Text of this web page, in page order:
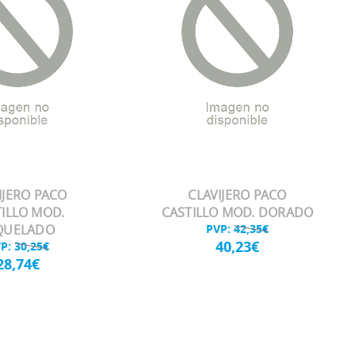
PACO
MOD.
30,25€
CLAVIJERO PACO
CASTILLO MOD. DORADO
PVP: 42,35€
40,23€